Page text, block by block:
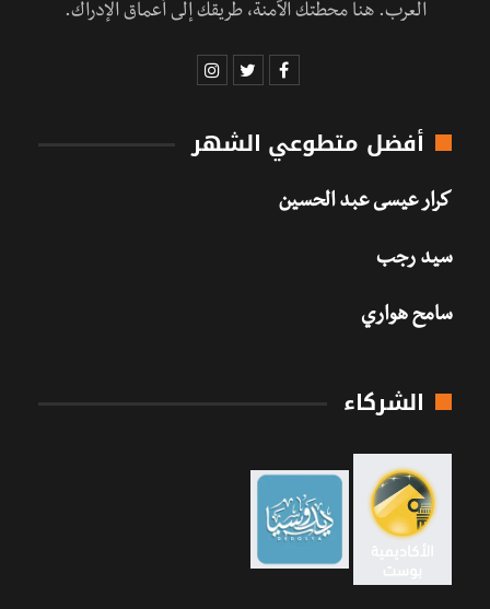
العرب. هنا محطتك الآمنة، طريقك إلى أعماق الإدراك.
أفضل متطوعي الشهر
كرار عيسى عبد الحسين
سيد رجب
سامح هواري
الشركاء